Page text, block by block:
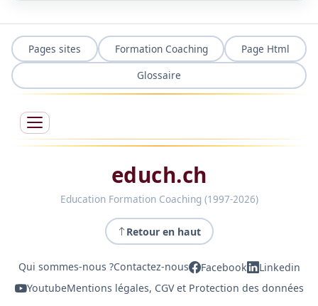
Pages sites Formation Coaching
Page Html
Glossaire
educh.ch
Education Formation Coaching (1997-2026)
Retour en haut
Qui sommes-nous ?Contactez-nous Facebook
Linkedin
YoutubeMentions légales, CGV et Protection des données